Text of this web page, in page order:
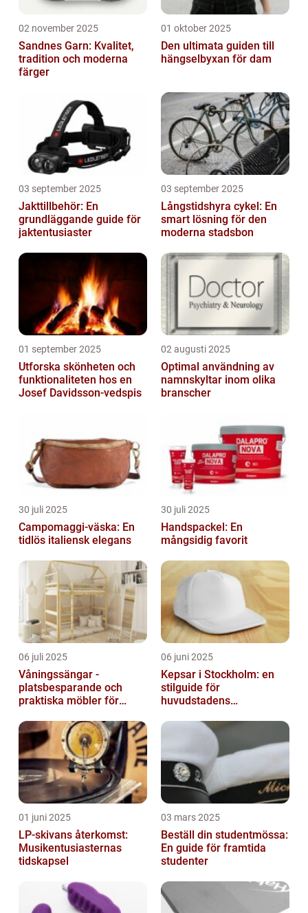
02 november 2025
Sandnes Garn: Kvalitet,
tradition och moderna
färger
01 oktober 2025
Den ultimata guiden till
hängselbyxan för dam
03 september 2025
Jakttillbehör: En
grundläggande guide för
jaktentusiaster
03 september 2025
Långstidshyra cykel: En
smart lösning för den
moderna stadsbon
01 september 2025
Utforska skönheten och
funktionaliteten hos en
Josef Davidsson-vedspis
02 augusti 2025
Optimal användning av
namnskyltar inom olika
branscher
30 juli 2025
Campomaggi-väska: En
tidlös italiensk elegans
30 juli 2025
Handspackel: En
mångsidig favorit
06 juli 2025
Våningssängar -
platsbesparande och
praktiska möbler för
06 juni 2025
Kepsar i Stockholm: en
stilguide för
huvudstadens
01 juni 2025
LP-skivans återkomst:
Musikentusiasternas
tidskapsel
03 mars 2025
Beställ din studentmössa:
En guide för framtida
studenter